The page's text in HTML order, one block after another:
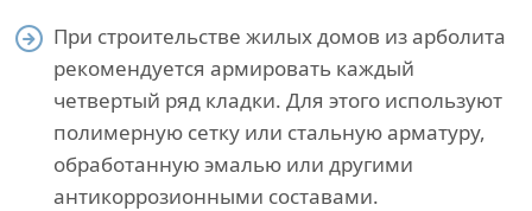
При строительстве жилых домов из арболита
рекомендуется армировать каждый
четвертый ряд кладки. Для этого используют
полимерную сетку или стальную арматуру,
обработанную эмалью или другими
антикоррозионными составами.